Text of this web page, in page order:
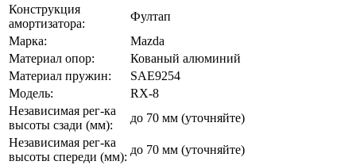
Конструкция
амортизатора:
Фултап
Марка:
Mazda
Материал опор:
Кованый алюминий
Материал пружин:
SAE9254
Модель:
RX-8
Независимая рег-ка
высоты сзади (мм):
до 70 мм (уточняйте)
Независимая рег-ка
высоты спереди (мм):
до 70 мм (уточняйте)